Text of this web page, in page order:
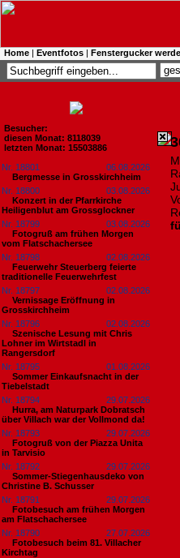
Home | Eventfotos | Fenstergucker
Besucher:
diesen Monat: 8118039
letzten Monat: 15503886
Nr. 18801
06.08.2026
Bergmesse in Grosskirchheim
Nr. 18800
03.08.2026
Konzert in der Pfarrkirche
Heiligenblut am Grossglockner
Nr. 18799
03.08.2026
Fotogruß am frühen Morgen
vom Flatschachersee
Nr. 18798
02.08.2026
Feuerwehr Steuerberg feierte
traditionelle Feuerwehrfest
Nr. 18797
02.08.2026
Vernissage Eröffnung in
Grosskirchheim
Nr. 18796
02.08.2026
Szenische Lesung mit Chris
Lohner im Wirtstadl in
Rangersdorf
Nr. 18795
01.08.2026
Sommer Einkaufsnacht in der
Tiebelstadt
Nr. 18794
29.07.2026
Hurra, am Naturpark Dobratsch
über Villach war der Vollmond da!
Nr. 18793
29.07.2026
Fotogruß von der Piazza Unita
in Tarvisio
Nr. 18792
29.07.2026
Sommer-Stiegenhausdeko von
Christine B. Schusser
Nr. 18791
29.07.2026
Fotobesuch am frühen Morgen
am Flatschachersee
Nr. 18790
27.07.2026
Fotobesuch beim 81. Villacher
Kirchtag